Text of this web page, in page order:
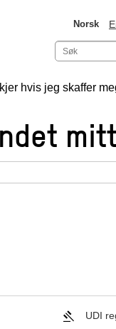
Norsk
hvis jeg skaffer
UDI